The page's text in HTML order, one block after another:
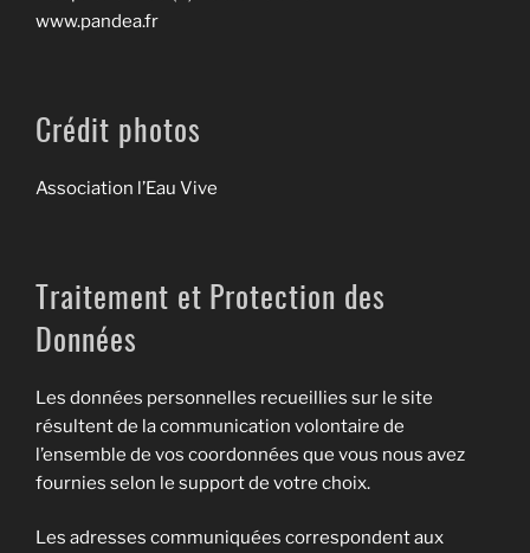
www.pandea.fr
Crédit photos
Association l’Eau Vive
Traitement et Protection des
Données
Les données personnelles recueillies sur le site
résultent de la communication volontaire de
l’ensemble de vos coordonnées que vous nous avez
fournies selon le support de votre choix.
Les adresses communiquées correspondent aux